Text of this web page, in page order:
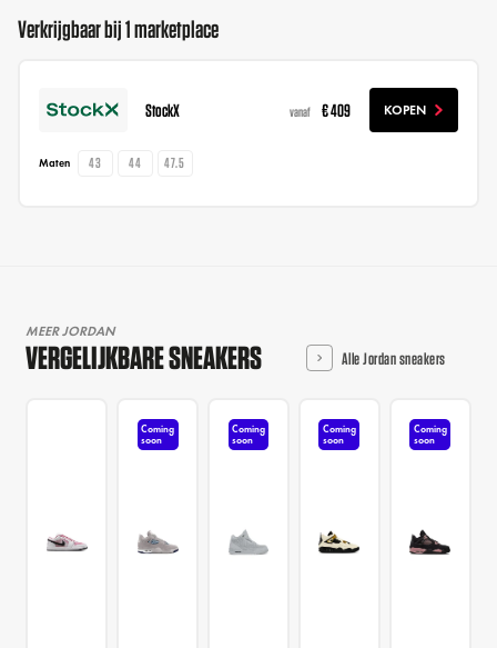
Verkrijgbaar bij 1 marketplace
StockX vanaf € 409 KOPEN
Maten 43 44 47.5
MEER JORDAN
VERGELIJKBARE SNEAKERS Alle Jordan sneakers
Coming
soon
Coming
soon
Coming
soon
Coming
soon